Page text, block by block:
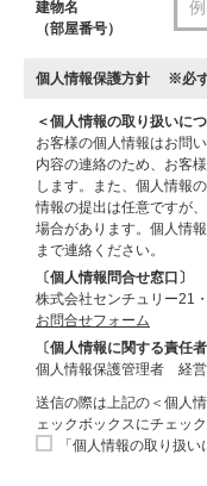
建物名
（部屋番号）
個人情報保護方針 ※必
＜個人情報の取り扱いに
お客様の個人情報はお問
内容の連絡のため、お客
します。また、個人情報
情報の提出は任意ですが
場合があります。個人情
まで連絡ください。
〔個人情報問合せ窓口〕
株式会社センチュリー21
お問合せフォーム
〔個人情報に関する責任者
個人情報保護管理者 経営
送信の際は上記の＜個人
ェックボックスにチェッ
「個人情報の取り扱